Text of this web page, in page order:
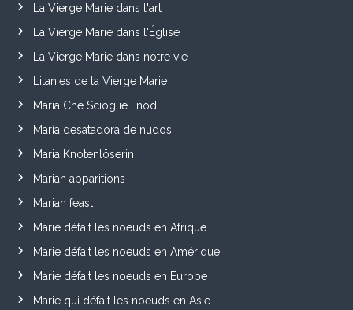
La Vierge Marie dans l'art
La Vierge Marie dans l'Église
La Vierge Marie dans notre vie
Litanies de la Vierge Marie
Maria Che Scioglie i nodi
María desatadora de nudos
Maria Knotenlöserin
Marian apparitions
Marian feast
Marie défait les noeuds en Afrique
Marie défait les noeuds en Amérique
Marie défait les noeuds en Europe
Marie qui défait les noeuds en Asie